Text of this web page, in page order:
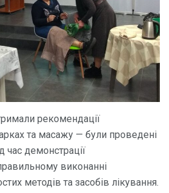
рекомендації
та масажу — були проведені
час демонстрації
виконанні
методів та засобів лікування.